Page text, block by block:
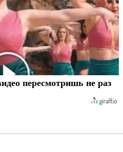
пересмотришь не раз